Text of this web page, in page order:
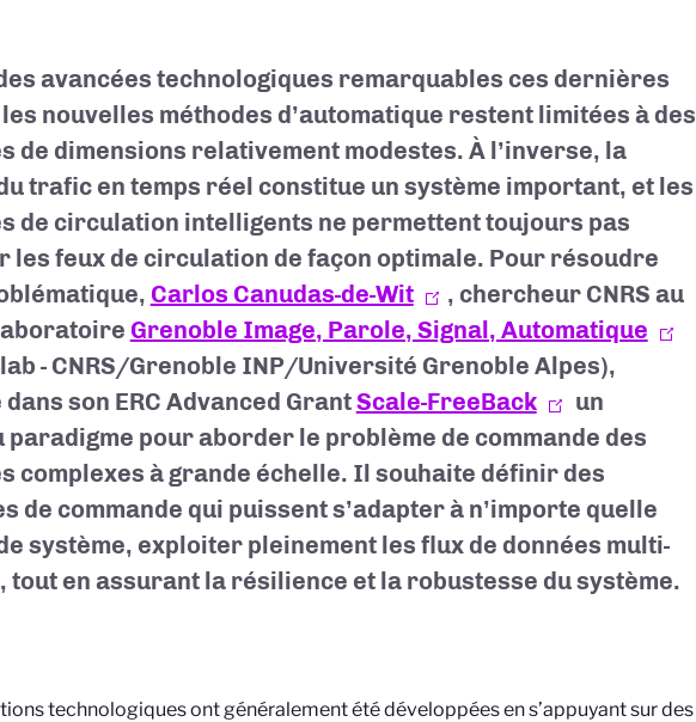
avancées technologiques remarquables ces dernières
nouvelles méthodes d’automatique restent limitées à des
de dimensions relativement modestes. À l’inverse, la
trafic en temps réel constitue un système important, et les
de circulation intelligents ne permettent toujours pas
les feux de circulation de façon optimale. Pour résoudre
Carlos Canudas-de-Wit
, chercheur CNRS au
Grenoble Image, Parole, Signal, Automatique
- CNRS/Grenoble INP/Université Grenoble Alpes),
son ERC Advanced GrantScale-FreeBack
un
paradigme pour aborder le problème de commande des
complexes à grande échelle. Il souhaite définir des
de commande qui puissent s’adapter à n’importe quelle
système, exploiter pleinement les flux de données multi-
tout en assurant la résilience et la robustesse du système.
technologiques ont généralement été développées en s’appuyant sur des